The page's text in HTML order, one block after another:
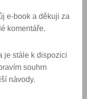
e-book a děkuji za
komentáře.
je stále k dispozici
souhrn
návody.